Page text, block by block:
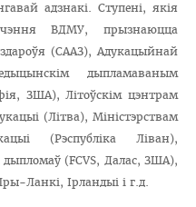
адзнакі. Ступені, якія
ВДМУ, прызнаюцца
(СААЗ), Адукацыйнай
дыпламаваным
ЗША), Літоўскім цэнтрам
(Літва), Міністэрствам
(Рэспубліка Ліван),
(FCVS, Далас, ЗША),
Ланкі, Ірландыі і г.д.